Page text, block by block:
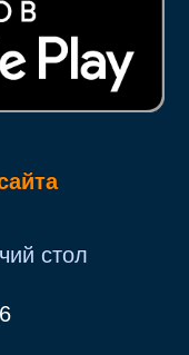
стол